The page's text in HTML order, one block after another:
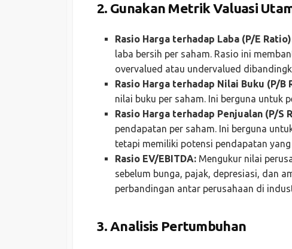
2. Gunakan Metrik Valuasi
Rasio Harga terhadap Laba (P/E
laba bersih per saham. Rasio ini
overvalued atau undervalued
Rasio Harga terhadap Nilai Buku (P/B
nilai buku per saham. Ini berguna untuk
Rasio Harga terhadap Penjualan (P/S
pendapatan per saham. Ini berguna
tetapi memiliki potensi pendapatan yang
Rasio EV/EBITDA: Mengukur nilai
sebelum bunga, pajak, depresiasi, dan
perbandingan antar perusahaan di
3. Analisis Pertumbuhan